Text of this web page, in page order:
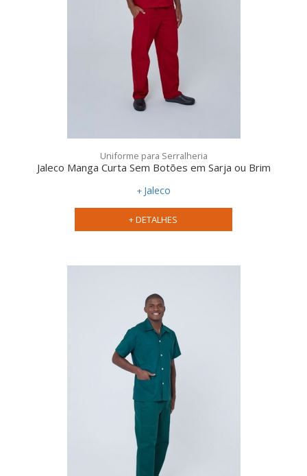
Uniforme para Serralheria
Jaleco Manga Curta Sem Botões em Sarja ou Brim
Jaleco
+ DETALHES